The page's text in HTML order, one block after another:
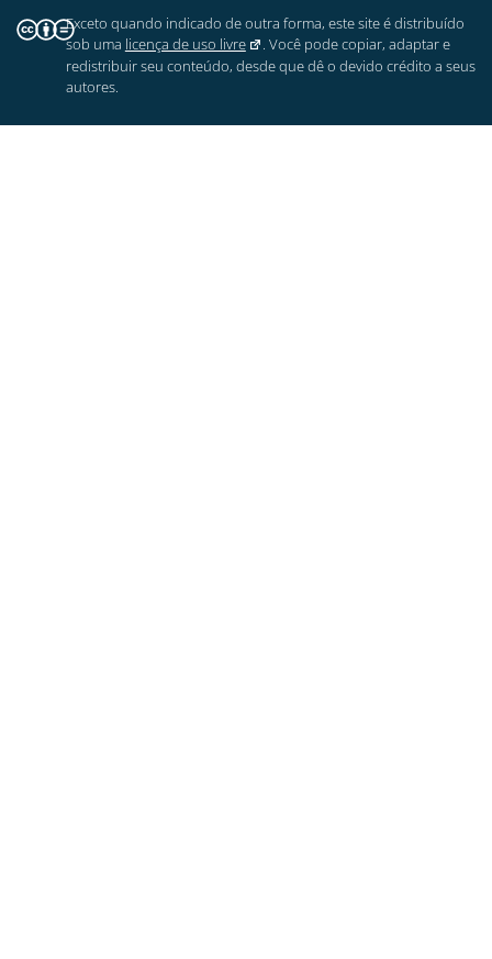
Exceto quando indicado de outra forma, este site é distribuído
sob uma licença de uso livre
. Você pode copiar, adaptar e
redistribuir seu conteúdo, desde que dê o devido crédito a seus
autores.